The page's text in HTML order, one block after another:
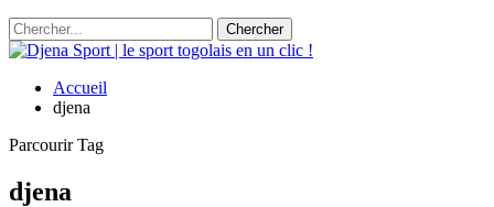
Accueil
djena
Parcourir Tag
djena